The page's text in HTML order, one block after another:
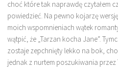
choć które tak naprawdę czytałem
powiedzieć. Na pewno kojarzę
moich wspomnieniach wątek
wątpić, że „Tarzan kocha Jane”.
zostaje zepchnięty lekko na bok,
jednak z nurtem poszukiwania przez